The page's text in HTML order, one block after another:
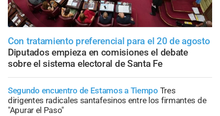
Con tratamiento preferencial para el 20 de agosto
Diputados empieza en comisiones el debate
sobre el sistema electoral de Santa Fe
Segundo encuentro de Estamos a Tiempo Tres
dirigentes radicales santafesinos entre los firmantes de
"Apurar el Paso"